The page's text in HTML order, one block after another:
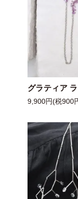
グラティア
9,900円(税900